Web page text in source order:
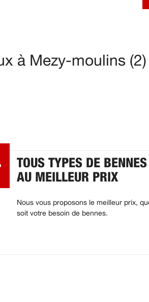
à Mezy-moulins (2)
TOUS TYPES DE BENNES
AU MEILLEUR PRIX
Nous vous proposons le meilleur prix,
soit votre besoin de bennes.